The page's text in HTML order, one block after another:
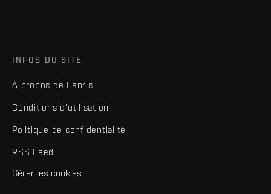
INFOS DU SITE
À propos de Fenris
Conditions d'utilisation
Politique de confidentialité
RSS Feed
Gérer les cookies